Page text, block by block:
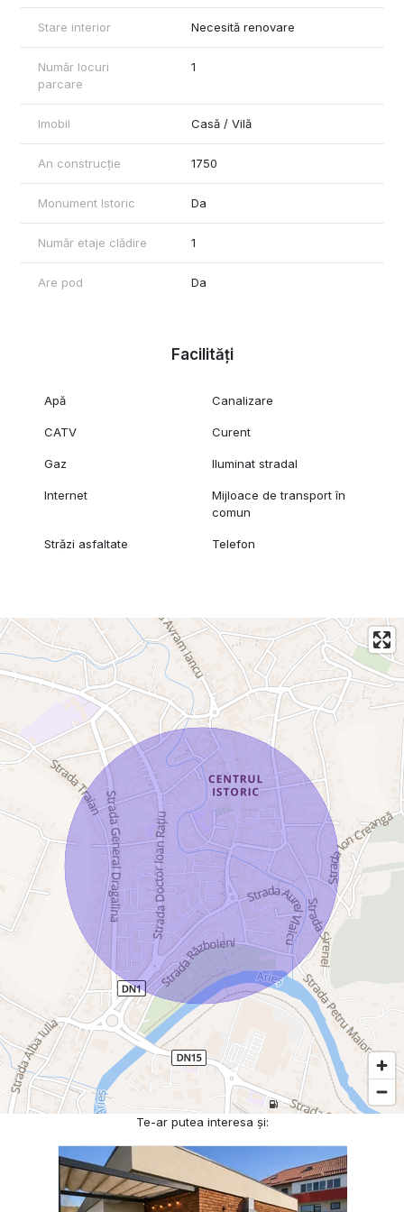
Stare interior Necesită renovare
Număr locuri
parcare
1
Imobil Casă / Vilă
An construcție 1750
Monument Istoric Da
Număr etaje clădire 1
Are pod Da
Facilități
Apă Canalizare
CATV Curent
Gaz Iluminat stradal
Internet
Mijloace de transport în
comun
Străzi asfaltate Telefon
Te-ar putea interesa și: